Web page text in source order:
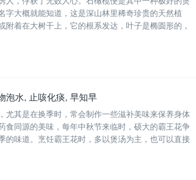
字大概就能知道，这是深山林里稀奇珍贵的天然植
着在大树干上，它的根系发达，叶子是椭圆形的，
泡水, 止咳化痰, 早知早
尤其是在换季时，常会制作一些滋补美味来保养身体
食同源的美味，每年中秋节来临时，硕大的霸王花争
的味道。烹饪霸王花时，多以煲汤为主，也可以直接